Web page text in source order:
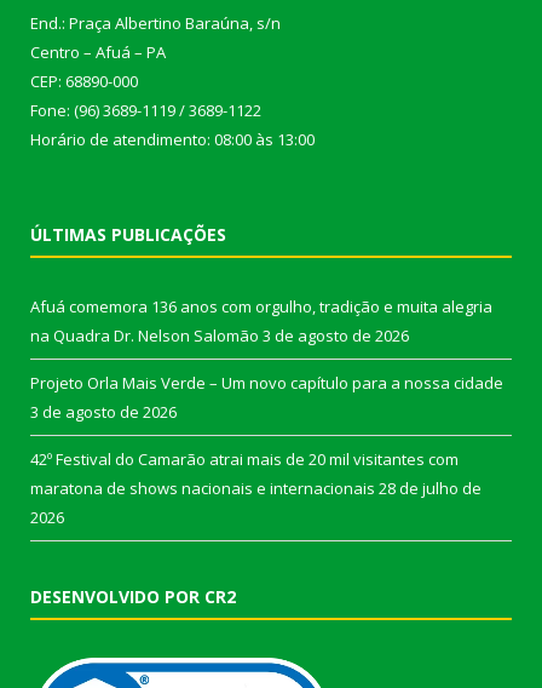
End.: Praça Albertino Baraúna, s/n
Centro – Afuá – PA
CEP: 68890-000
Fone: (96) 3689-1119 / 3689-1122
Horário de atendimento: 08:00 às 13:00
ÚLTIMAS PUBLICAÇÕES
Afuá comemora 136 anos com orgulho, tradição e muita alegria
na Quadra Dr. Nelson Salomão 3 de agosto de 2026
Projeto Orla Mais Verde – Um novo capítulo para a nossa cidade
3 de agosto de 2026
42º Festival do Camarão atrai mais de 20 mil visitantes com
maratona de shows nacionais e internacionais 28 de julho de
2026
DESENVOLVIDO POR CR2